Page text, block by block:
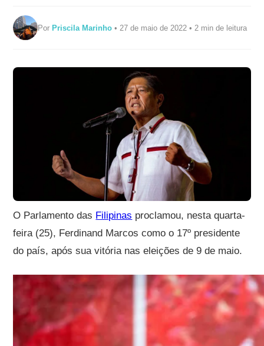
PorPriscila Marinho • 27 de maio de 2022 • 2 min de leitura
O Parlamento das Filipinas proclamou, nesta quarta-
feira (25), Ferdinand Marcos como o 17º presidente
do país, após sua vitória nas eleições de 9 de maio.